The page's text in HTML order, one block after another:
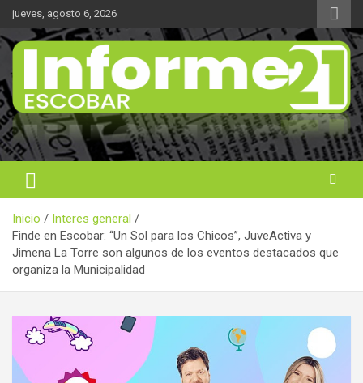
Saltar
contenido
jueves, agosto 6, 2026
Informe 21
Noticas reales
Inicio
Interes general
Finde en Escobar: “Un Sol para los Chicos”, JuveActiva y
Jimena La Torre son algunos de los eventos destacados que
organiza la Municipalidad